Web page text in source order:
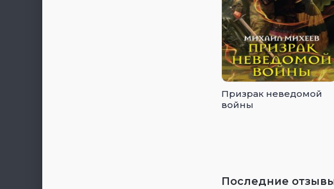
Призрак неведомой
войны
Последние